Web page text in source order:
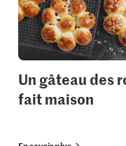
Un gâteau des
fait maison